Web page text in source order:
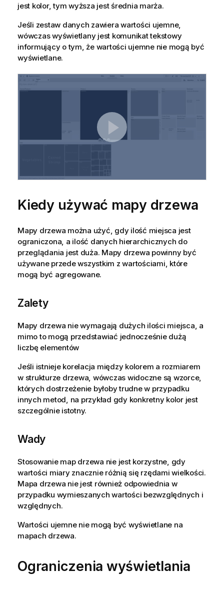
jest kolor, tym wyższa jest średnia marża.
Jeśli zestaw danych zawiera wartości ujemne,
wówczas wyświetlany jest komunikat tekstowy
informujący o tym, że wartości ujemne nie mogą być
wyświetlane.
Kiedy używać mapy drzewa
Mapy drzewa można użyć, gdy ilość miejsca jest
ograniczona, a ilość danych hierarchicznych do
przeglądania jest duża. Mapy drzewa powinny być
używane przede wszystkim z wartościami, które
mogą być agregowane.
Zalety
Mapy drzewa nie wymagają dużych ilości miejsca, a
mimo to mogą przedstawiać jednocześnie dużą
liczbę elementów
Jeśli istnieje korelacja między kolorem a rozmiarem
w strukturze drzewa, wówczas widoczne są wzorce,
których dostrzeżenie byłoby trudne w przypadku
innych metod, na przykład gdy konkretny kolor jest
szczególnie istotny.
Wady
Stosowanie map drzewa nie jest korzystne, gdy
wartości miary znacznie różnią się rzędami wielkości.
Mapa drzewa nie jest również odpowiednia w
przypadku wymieszanych wartości bezwzględnych i
względnych.
Wartości ujemne nie mogą być wyświetlane na
mapach drzewa.
Ograniczenia wyświetlania